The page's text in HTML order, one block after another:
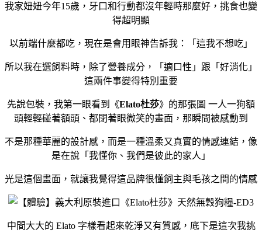
我家妞妞今年15歲，牙口和行動都沒年輕時那麼好，挑食也變
得超明顯
以前端什麼都吃，現在是會用眼神告訴我：「這我不想吃」
所以我在選飼料時，除了營養成分，「適口性」跟「好消化」
這兩件事變得特別重要
先說包裝，我第一眼看到《Elato杜莎》的那張圖 一人一狗額
頭輕輕碰著額頭、都閉著眼微笑的畫面，那瞬間被感動到
不是那種華麗的設計感，而是一種溫柔又真實的情感連結，像
是在說「我懂你、我們是彼此的家人」
光是這個畫面，就讓我覺得這品牌很懂飼主與毛孩之間的情感
中間大大的 Elato 字樣看起來乾淨又有質感，底下是這次我挑